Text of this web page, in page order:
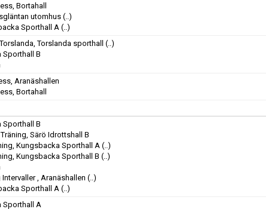
Bortahall
utomhus(..)
Sporthall A(..)
Torslanda sporthall (..)
Sporthall B
Aranäshallen
Bortahall
Sporthall B
Träning, Särö Idrottshall B
Kungsbacka Sporthall A(..)
Kungsbacka Sporthall B (..)
, Aranäshallen (..)
Sporthall A(..)
Sporthall A